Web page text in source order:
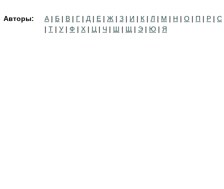
Авторы: А | Б | В | Г | Д | Е | Ж | З | И | К | Л | М | Н | О | П | Р | С
| Т | У | Ф | Х | Ц | Ч | Ш | Щ | Э | Ю | Я